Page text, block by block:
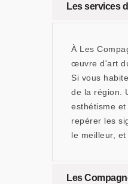
Les services
À Les
œuvre d'art
Si vous
de la région.
esthétisme
repérer les
le meilleur,
Les